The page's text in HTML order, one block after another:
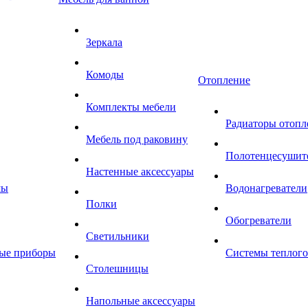
приборы
Зеркала
Комоды
Комплекты мебели
Мебель под раковину
Настенные аксессуары
Полки
Светильники
Столешницы
Напольные аксессуары
Отопление
Радиаторы
Водонагреватели
Обогреватели
Системы